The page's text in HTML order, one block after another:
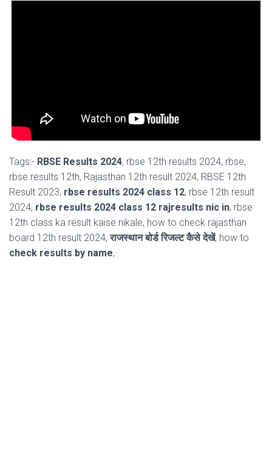
Tags:- RBSE Results 2024, rbse 12th results 2024, rbse,
rbse results 12th, Rajasthan 12th result 2024, RBSE 12th
Result 2023, rbse results 2024 class 12, rbse 12th result
2024, rbse results 2024 class 12 rajresults nic in, rbse
12th class ka result kaise nikale, how to check rajasthan
board 12th result 2024,राजस्थान बोर्ड रिजल्ट कैसे देखें, how to
check results by name,